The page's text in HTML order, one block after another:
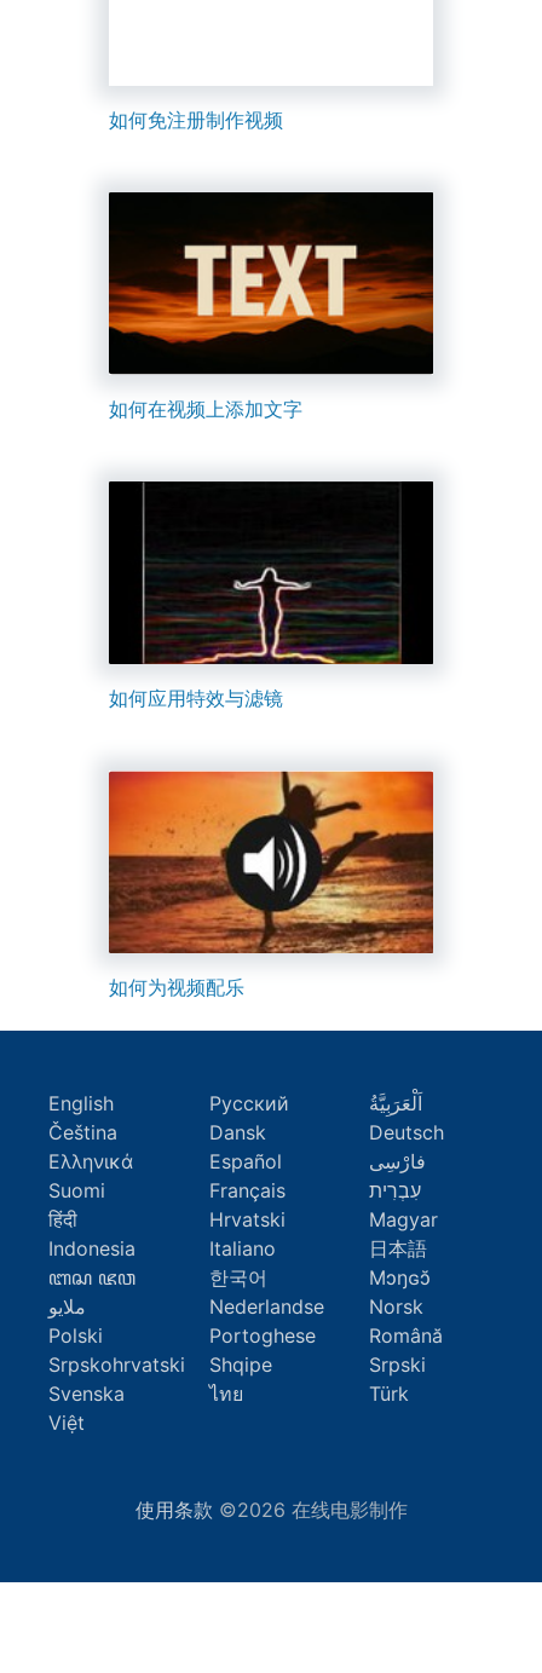
如何免注册制作视频
如何在视频上添加文字
如何应用特效与滤镜
如何为视频配乐
English Русский
اَلْعَرَبِيَّةُ
Čeština
Dansk
Deutsch
Ελληνικά
Español
فارْسِى
Suomi
Français
עִבְרִית
हिंदी
Hrvatski
Magyar
Indonesia
Italiano
日本語
ꦧꦱ ꦗꦮ
한국어
Mɔŋɢɔ̆
ملايو
Nederlandse
Norsk
Polski
Portoghese
Română
Srpskohrvatski
Shqipe
Srpski
Svenska
ไทย
Türk
Việt
使用条款 ©2026 在线电影制作